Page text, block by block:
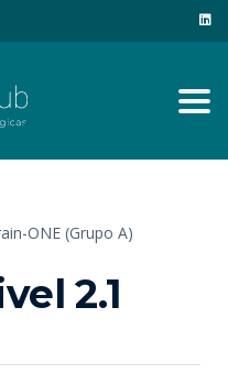
ONE (Grupo A)
2.1